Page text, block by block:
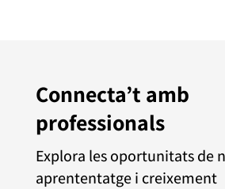
Connecta’t amb
professionals
Explora les oportunitats de
aprententatge i creixement